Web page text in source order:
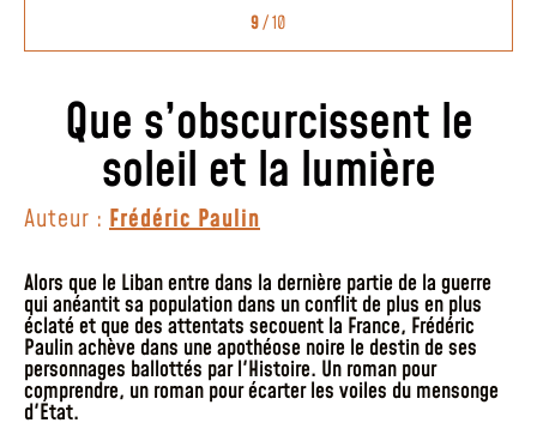
9/ 10
Que s’obscurcissent le
soleil et la lumière
Auteur : Frédéric Paulin
Alors que le Liban entre dans la dernière partie de la guerre
qui anéantit sa population dans un conflit de plus en plus
éclaté et que des attentats secouent la France, Frédéric
Paulin achève dans une apothéose noire le destin de ses
personnages ballottés par l'Histoire. Un roman pour
comprendre, un roman pour écarter les voiles du mensonge
d'État.